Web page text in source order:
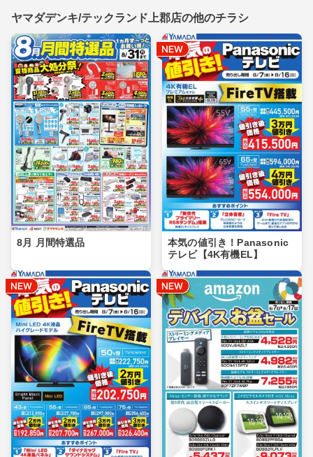
ヤマダデンキ/テックランド上郡店の他のチラシ
8月 月間特選品
本気の値引き！Panasonic
テレビ【4K有機EL】